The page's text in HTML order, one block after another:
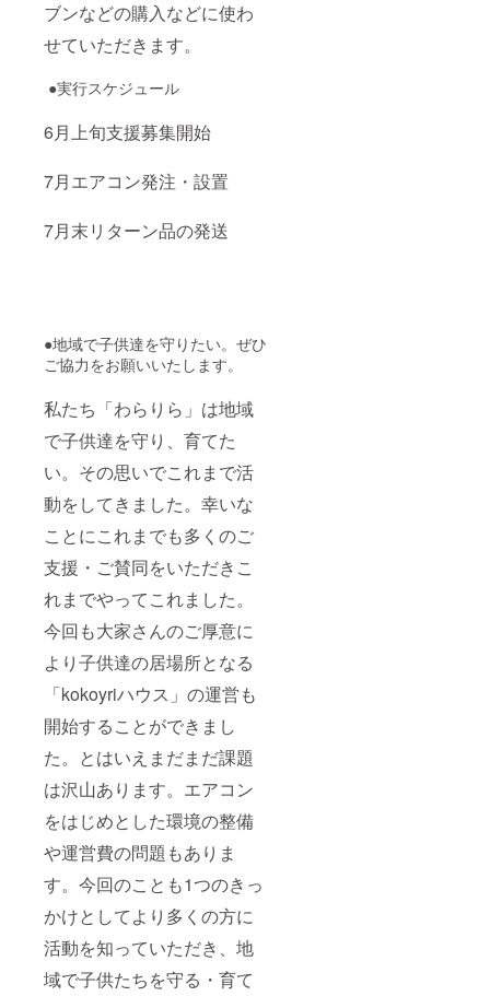
ブンなどの購入などに使わ
せていただきます。
●実行スケジュール
6月上旬支援募集開始
7月エアコン発注・設置
7月末リターン品の発送
●地域で子供達を守りたい。ぜひ
ご協力をお願いいたします。
私たち「わらりら」は地域
で子供達を守り、育てた
い。その思いでこれまで活
動をしてきました。幸いな
ことにこれまでも多くのご
支援・ご賛同をいただきこ
れまでやってこれました。
今回も大家さんのご厚意に
より子供達の居場所となる
「kokoyriハウス」の運営も
開始することができまし
た。とはいえまだまだ課題
は沢山あります。エアコン
をはじめとした環境の整備
や運営費の問題もありま
す。今回のことも1つのきっ
かけとしてより多くの方に
活動を知っていただき、地
域で子供たちを守る・育て